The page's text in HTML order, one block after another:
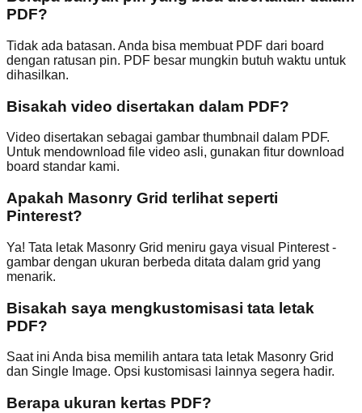
PDF?
Tidak ada batasan. Anda bisa membuat PDF dari board
dengan ratusan pin. PDF besar mungkin butuh waktu untuk
dihasilkan.
Bisakah video disertakan dalam PDF?
Video disertakan sebagai gambar thumbnail dalam PDF.
Untuk mendownload file video asli, gunakan fitur download
board standar kami.
Apakah Masonry Grid terlihat seperti
Pinterest?
Ya! Tata letak Masonry Grid meniru gaya visual Pinterest -
gambar dengan ukuran berbeda ditata dalam grid yang
menarik.
Bisakah saya mengkustomisasi tata letak
PDF?
Saat ini Anda bisa memilih antara tata letak Masonry Grid
dan Single Image. Opsi kustomisasi lainnya segera hadir.
Berapa ukuran kertas PDF?